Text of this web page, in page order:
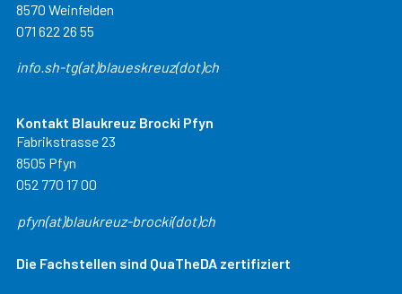
8570 Weinfelden
071 622 26 55
info.sh-tg(at)blaueskreuz(dot)ch
Kontakt Blaukreuz Brocki Pfyn
Fabrikstrasse 23
8505 Pfyn
052 770 17 00
pfyn(at)blaukreuz-brocki(dot)ch
Die Fachstellen sind QuaTheDA zertifiziert